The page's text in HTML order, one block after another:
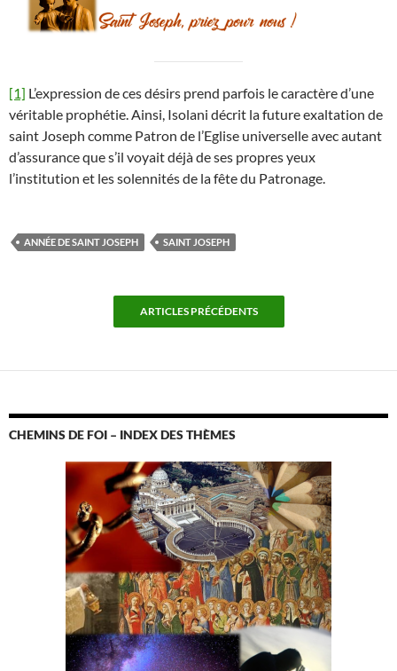
[1] L’expression de ces désirs prend parfois le caractère d’une
véritable prophétie. Ainsi, Isolani décrit la future exaltation de
saint Joseph comme Patron de l’Eglise universelle avec autant
d’assurance que s’il voyait déjà de ses propres yeux
l’institution et les solennités de la fête du Patronage.
ANNÉE DE SAINT JOSEPH SAINT JOSEPH
ARTICLES PRÉCÉDENTS
CHEMINS DE FOI – INDEX DES THÈMES